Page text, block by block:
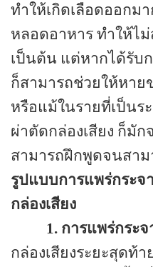
ทำให้เกิดเลือดออกม
หลอดอาหาร ทำให้ไ
เป็นต้น แต่หากได้รับ
ก็สามารถช่วยให้หา
หรือแม้ในรายที่เป็นร
ผ่าตัดกล่องเสียง ก็มั
สามารถฝึกพูดจนสา
รูปแบบการแพร่กระจ
กล่องเสียง
1. การแพร่กระ
กล่องเสียงระยะสุดท้